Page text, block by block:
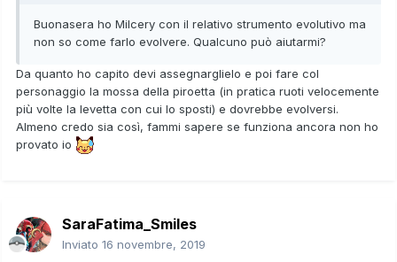
Buonasera ho Milcery con il relativo strumento evolutivo ma
non so come farlo evolvere. Qualcuno può aiutarmi?
Da quanto ho capito devi assegnarglielo e poi fare col
personaggio la mossa della piroetta (in pratica ruoti velocemente
più volte la levetta con cui lo sposti) e dovrebbe evolversi.
Almeno credo sia così, fammi sapere se funziona ancora non ho
provato io
SaraFatima_Smiles
Inviato 16 novembre, 2019